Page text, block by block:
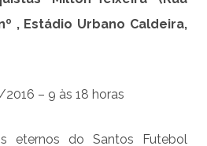
, Estádio Urbano Caldeira,
– 9 às 18 horas
eternos do Santos Futebol